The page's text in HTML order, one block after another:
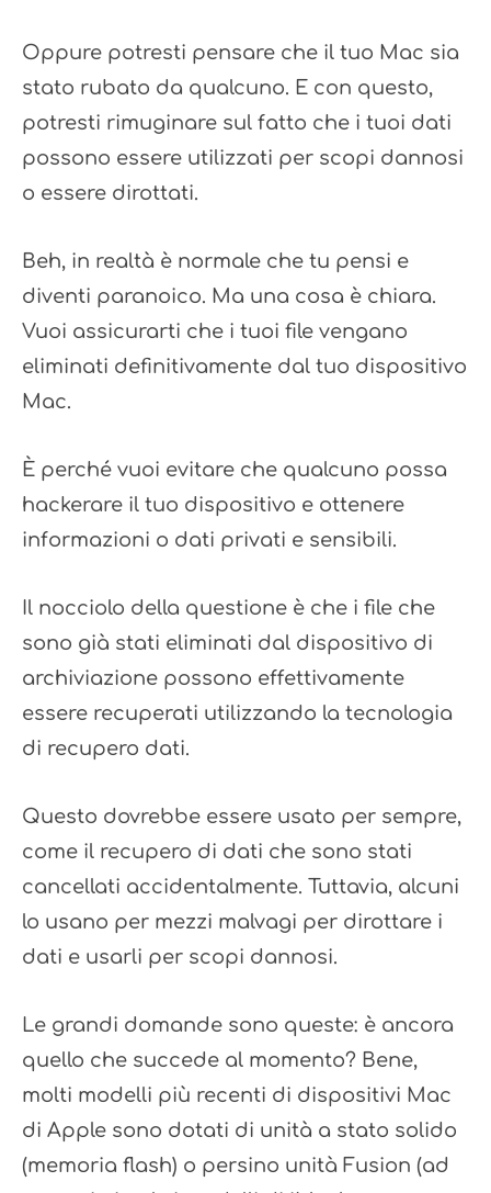
Oppure potresti pensare che il tuo Mac sia
stato rubato da qualcuno. E con questo,
potresti rimuginare sul fatto che i tuoi dati
possono essere utilizzati per scopi dannosi
o essere dirottati.
Beh, in realtà è normale che tu pensi e
diventi paranoico. Ma una cosa è chiara.
Vuoi assicurarti che i tuoi file vengano
eliminati definitivamente dal tuo dispositivo
Mac.
È perché vuoi evitare che qualcuno possa
hackerare il tuo dispositivo e ottenere
informazioni o dati privati ​​e sensibili.
Il nocciolo della questione è che i file che
sono già stati eliminati dal dispositivo di
archiviazione possono effettivamente
essere recuperati utilizzando la tecnologia
di recupero dati.
Questo dovrebbe essere usato per sempre,
come il recupero di dati che sono stati
cancellati accidentalmente. Tuttavia, alcuni
lo usano per mezzi malvagi per dirottare i
dati e usarli per scopi dannosi.
Le grandi domande sono queste: è ancora
quello che succede al momento? Bene,
molti modelli più recenti di dispositivi Mac
di Apple sono dotati di unità a stato solido
(memoria flash) o persino unità Fusion (ad